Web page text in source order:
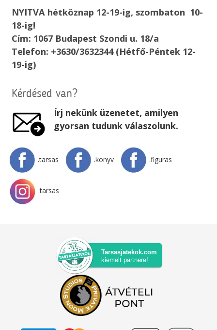
NYITVA hétköznap 12-19-ig, szombaton 10-
18-ig!
Cím: 1067 Budapest Szondi u. 18/a
Telefon: +3630/3632344 (Hétfő-Péntek 12-
19-ig)
Kérdésed van?
Írj nekünk üzenetet, amilyen
gyorsan tudunk válaszolunk.
.tarsas .konyv .figuras
.tarsas
Tarsasjatekok.com
kiemelt partnere!